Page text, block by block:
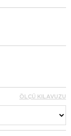
ÖLÇÜ KILAVUZU